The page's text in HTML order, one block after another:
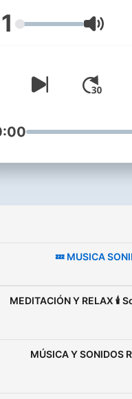
ojos,
"El tiempo de
cuando tienes
مستوى الصوت 1
MUSICA
MEDITACIÓN Y RELAX 🕯
MÚSICA Y SONIDOS